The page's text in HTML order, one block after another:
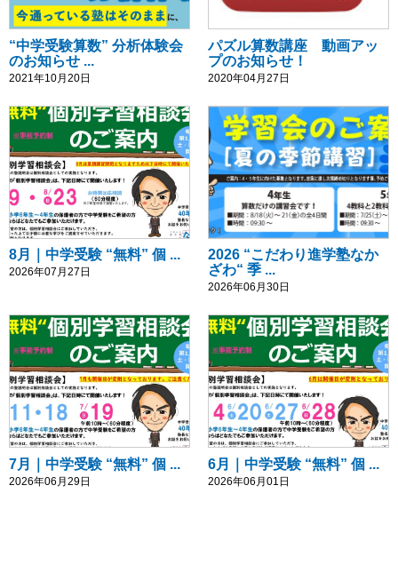
“中学受験算数” 分析体験会
のお知らせ ...
2021年10月20日
パズル算数講座 動画アッ
プのお知らせ！
2020年04月27日
8月｜中学受験 “無料” 個 ...
2026年07月27日
2026 “こだわり進学塾なか
ざわ“ 季 ...
2026年06月30日
7月｜中学受験 “無料” 個 ...
2026年06月29日
6月｜中学受験 “無料” 個 ...
2026年06月01日